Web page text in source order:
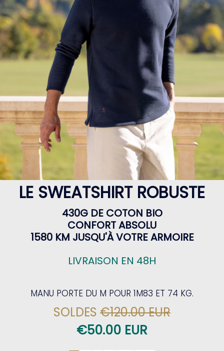
LE SWEATSHIRT ROBUSTE
430G DE COTON BIO
CONFORT ABSOLU
1580 KM JUSQU'À VOTRE ARMOIRE
LIVRAISON EN 48H
MANU PORTE DU M POUR 1M83 ET 74 KG.
SOLDES €120.00 EUR
€50.00 EUR